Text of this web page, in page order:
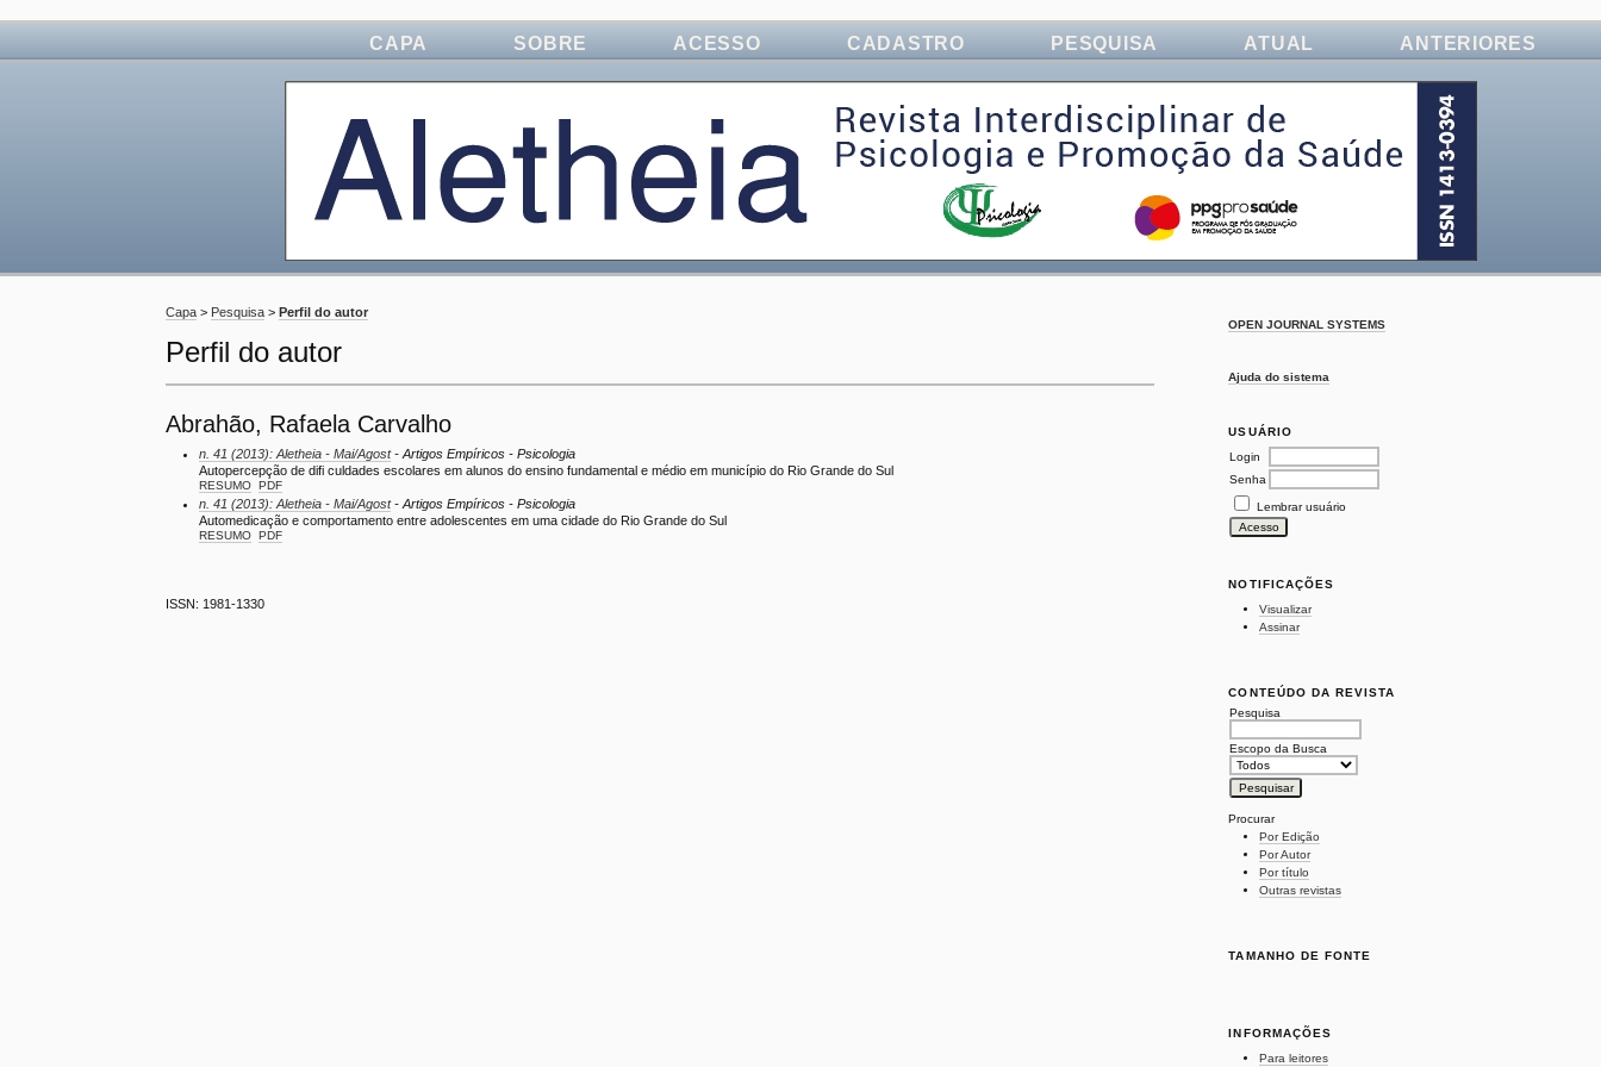
OPEN JOURNAL SYSTEMS
Ajuda do sistema
USUÁRIO
Login
Senha
Lembrar usuário
NOTIFICAÇÕES
Visualizar
Assinar
CONTEÚDO DA REVISTA
Pesquisa
Escopo da Busca
Procurar
Por Edição
Por Autor
Por título
Outras revistas
TAMANHO DE FONTE
INFORMAÇÕES
Para leitores
CAPA SOBRE ACESSO CADASTRO PESQUISA ATUAL ANTERIORES
Capa > Pesquisa >Perfil do autor
Perfil do autor
Abrahão, Rafaela Carvalho
n. 41 (2013): Aletheia - Mai/Agost- Artigos Empíricos - Psicologia
Autopercepção de difi culdades escolares em alunos do ensino fundamental e médio em município do Rio Grande do Sul
RESUMO PDF
n. 41 (2013): Aletheia - Mai/Agost- Artigos Empíricos - Psicologia
Automedicação e comportamento entre adolescentes em uma cidade do Rio Grande do Sul
RESUMO PDF
ISSN: 1981-1330